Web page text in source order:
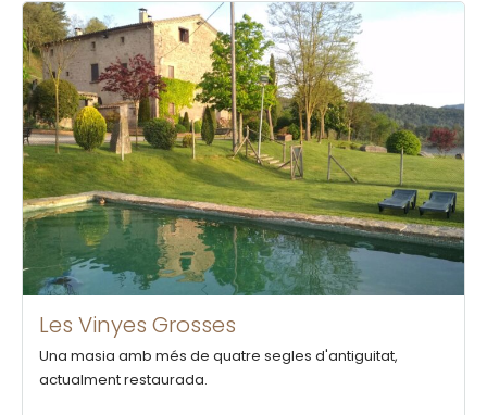
Les Vinyes Grosses
Una masia amb més de quatre segles d'antiguitat,
actualment restaurada.